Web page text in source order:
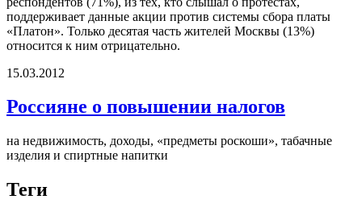
поддерживает данные акции против системы сбора платы
«Платон». Только десятая часть жителей Москвы (13%)
относится к ним отрицательно.
15.03.2012
Россияне о повышении налогов
на недвижимость, доходы, «предметы роскоши», табачные
изделия и спиртные напитки
Теги